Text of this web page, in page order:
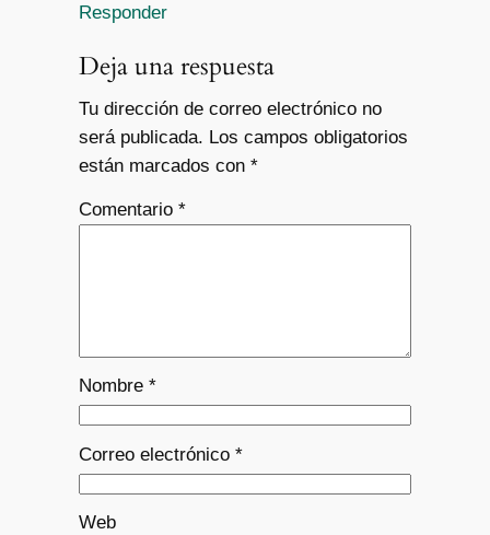
Responder
Deja una respuesta
Tu dirección de correo electrónico no
será publicada. Los campos obligatorios
están marcados con *
Comentario *
Nombre *
Correo electrónico *
Web